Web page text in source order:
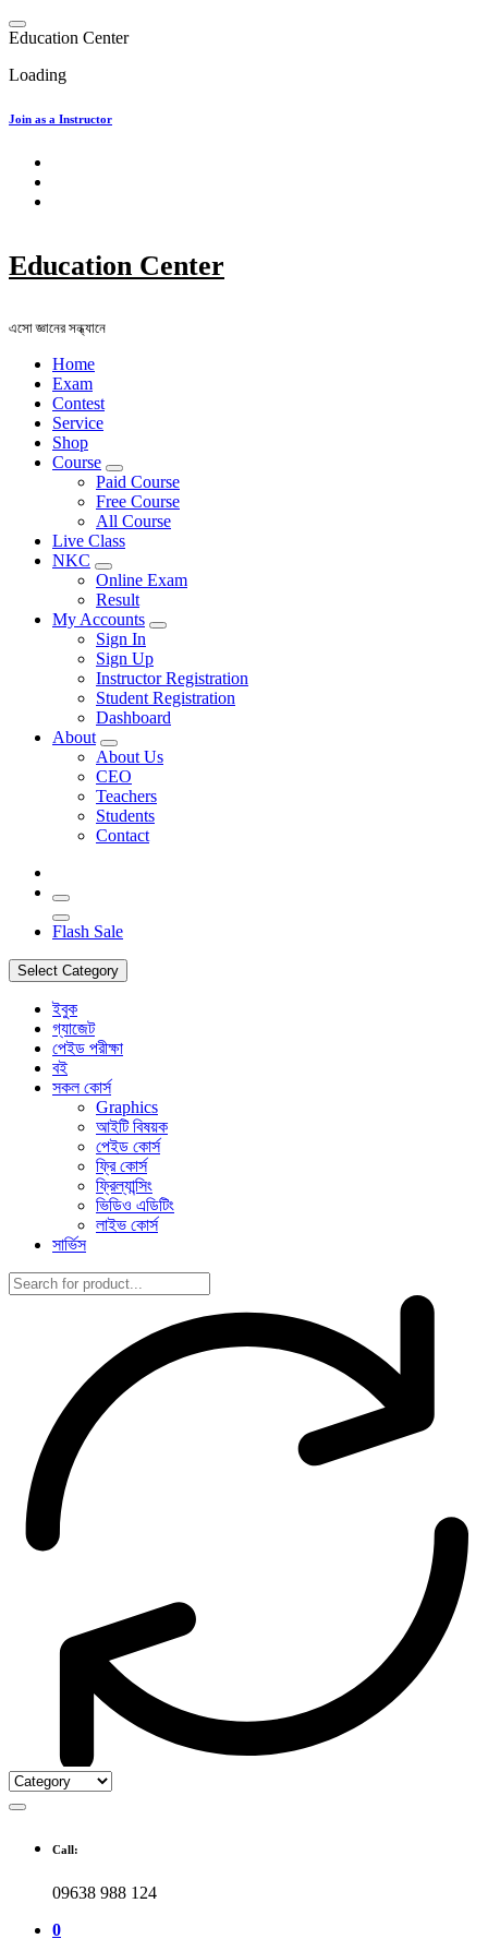
Skip
to
Education Center
Loading
Join as a Instructor
Education Center
এসো জ্ঞানের সন্ধ্যানে
Home
Exam
Contest
Service
Shop
Course
Paid Course
Free Course
All Course
Live Class
NKC
Online Exam
Result
My Accounts
Sign In
Sign Up
Instructor Registration
Student Registration
Dashboard
About
About Us
CEO
Teachers
Students
Contact
Flash Sale
Select Category
ইবুক
গ্যাজেট
পেইড পরীক্ষা
বই
সকল কোর্স
Graphics
আইটি বিষয়ক
পেইড কোর্স
ফ্রি কোর্স
ফ্রিল্যান্সিং
ভিডিও এডিটিং
লাইভ কোর্স
সার্ভিস
Call:
09638 988 124
0